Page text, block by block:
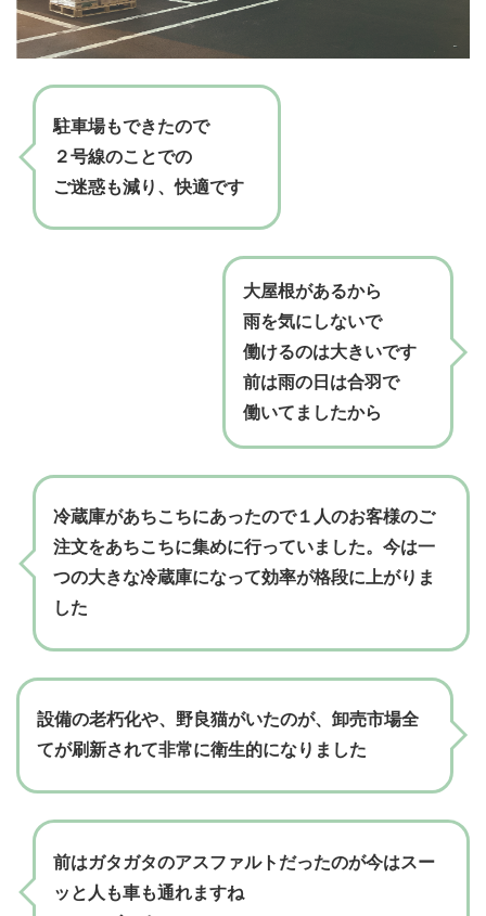
駐車場もできたので
２号線のことでの
ご迷惑も減り、快適です
大屋根があるから
雨を気にしないで
働けるのは大きいです
前は雨の日は合羽で
働いてましたから
冷蔵庫があちこちにあったので１人のお客様のご
注文をあちこちに集めに行っていました。今は一
つの大きな冷蔵庫になって効率が格段に上がりま
した
設備の老朽化や、野良猫がいたのが、卸売市場全
てが刷新されて非常に衛生的になりました
前はガタガタのアスファルトだったのが今はスー
ッと人も車も通れますね